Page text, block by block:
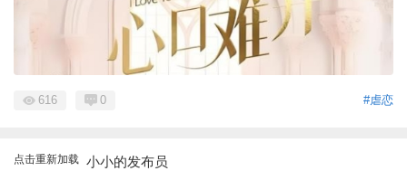
#虐恋
616 0
点击重新加载 小小的发布员